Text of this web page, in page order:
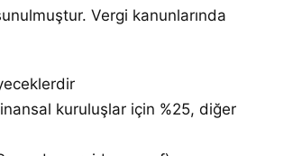
Vergi kanunlarında
kuruluşlar için %25, diğer